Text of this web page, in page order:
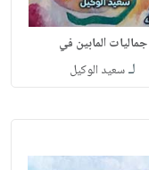
جماليات المابين في
لـسعيد الوكيل